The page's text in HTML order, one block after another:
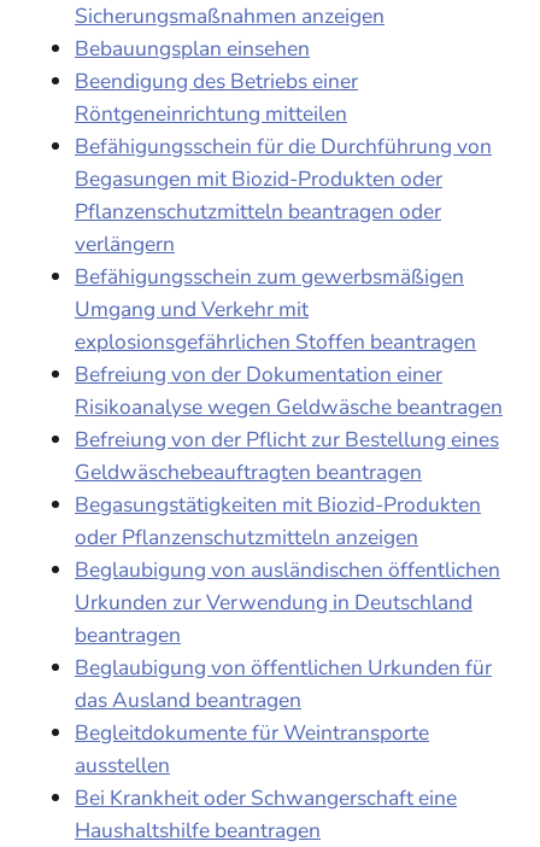
Sicherungsmaßnahmen anzeigen
Bebauungsplan einsehen
Beendigung des Betriebs einer
Röntgeneinrichtung mitteilen
Befähigungsschein für die Durchführung von
Begasungen mit Biozid-Produkten oder
Pflanzenschutzmitteln beantragen oder
verlängern
Befähigungsschein zum gewerbsmäßigen
Umgang und Verkehr mit
explosionsgefährlichen Stoffen beantragen
Befreiung von der Dokumentation einer
Risikoanalyse wegen Geldwäsche beantragen
Befreiung von der Pflicht zur Bestellung eines
Geldwäschebeauftragten beantragen
Begasungstätigkeiten mit Biozid-Produkten
oder Pflanzenschutzmitteln anzeigen
Beglaubigung von ausländischen öffentlichen
Urkunden zur Verwendung in Deutschland
beantragen
Beglaubigung von öffentlichen Urkunden für
das Ausland beantragen
Begleitdokumente für Weintransporte
ausstellen
Bei Krankheit oder Schwangerschaft eine
Haushaltshilfe beantragen